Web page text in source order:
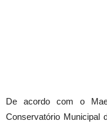
De acordo com o
Conservatório Municipal